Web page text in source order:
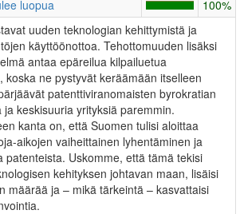
luopua
100%
uuden teknologian kehittymistä ja
käyttöönottoa. Tehottomuuden lisäksi
antaa epäreilua kilpailuetua
koska ne pystyvät keräämään itselleen
patenttiviranomaisten byrokratian
ja keskisuuria yrityksiä paremmin.
kanta on, että Suomen tulisi aloittaa
aikojen vaiheittainen lyhentäminen ja
patenteista. Uskomme, että tämä tekisi
kehityksen johtavan maan, lisäisi
määrää ja – mikä tärkeintä – kasvattaisi